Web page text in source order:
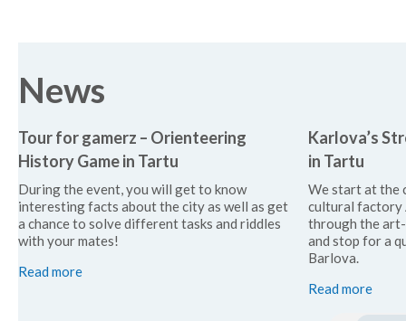
News
Tour for gamerz – Orienteering
History Game in Tartu
During the event, you will get to know
interesting facts about the city as well as get
a chance to solve different tasks and riddles
with your mates!
Read more
Karlova’s
in Tartu
We start at the
cultural factory
through the
and stop for a
Barlova.
Read more